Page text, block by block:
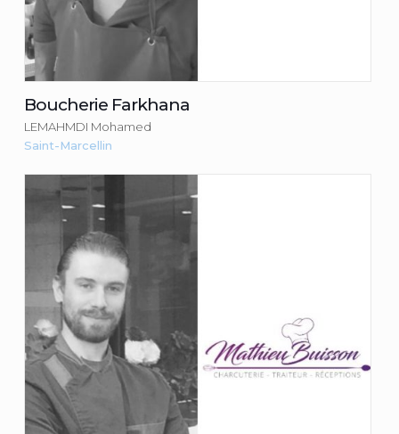
Boucherie Farkhana
LEMAHMDI Mohamed
Saint-Marcellin
Buisson Traiteur
BUISSON Mathieu
Consulter la fiche du commerçant